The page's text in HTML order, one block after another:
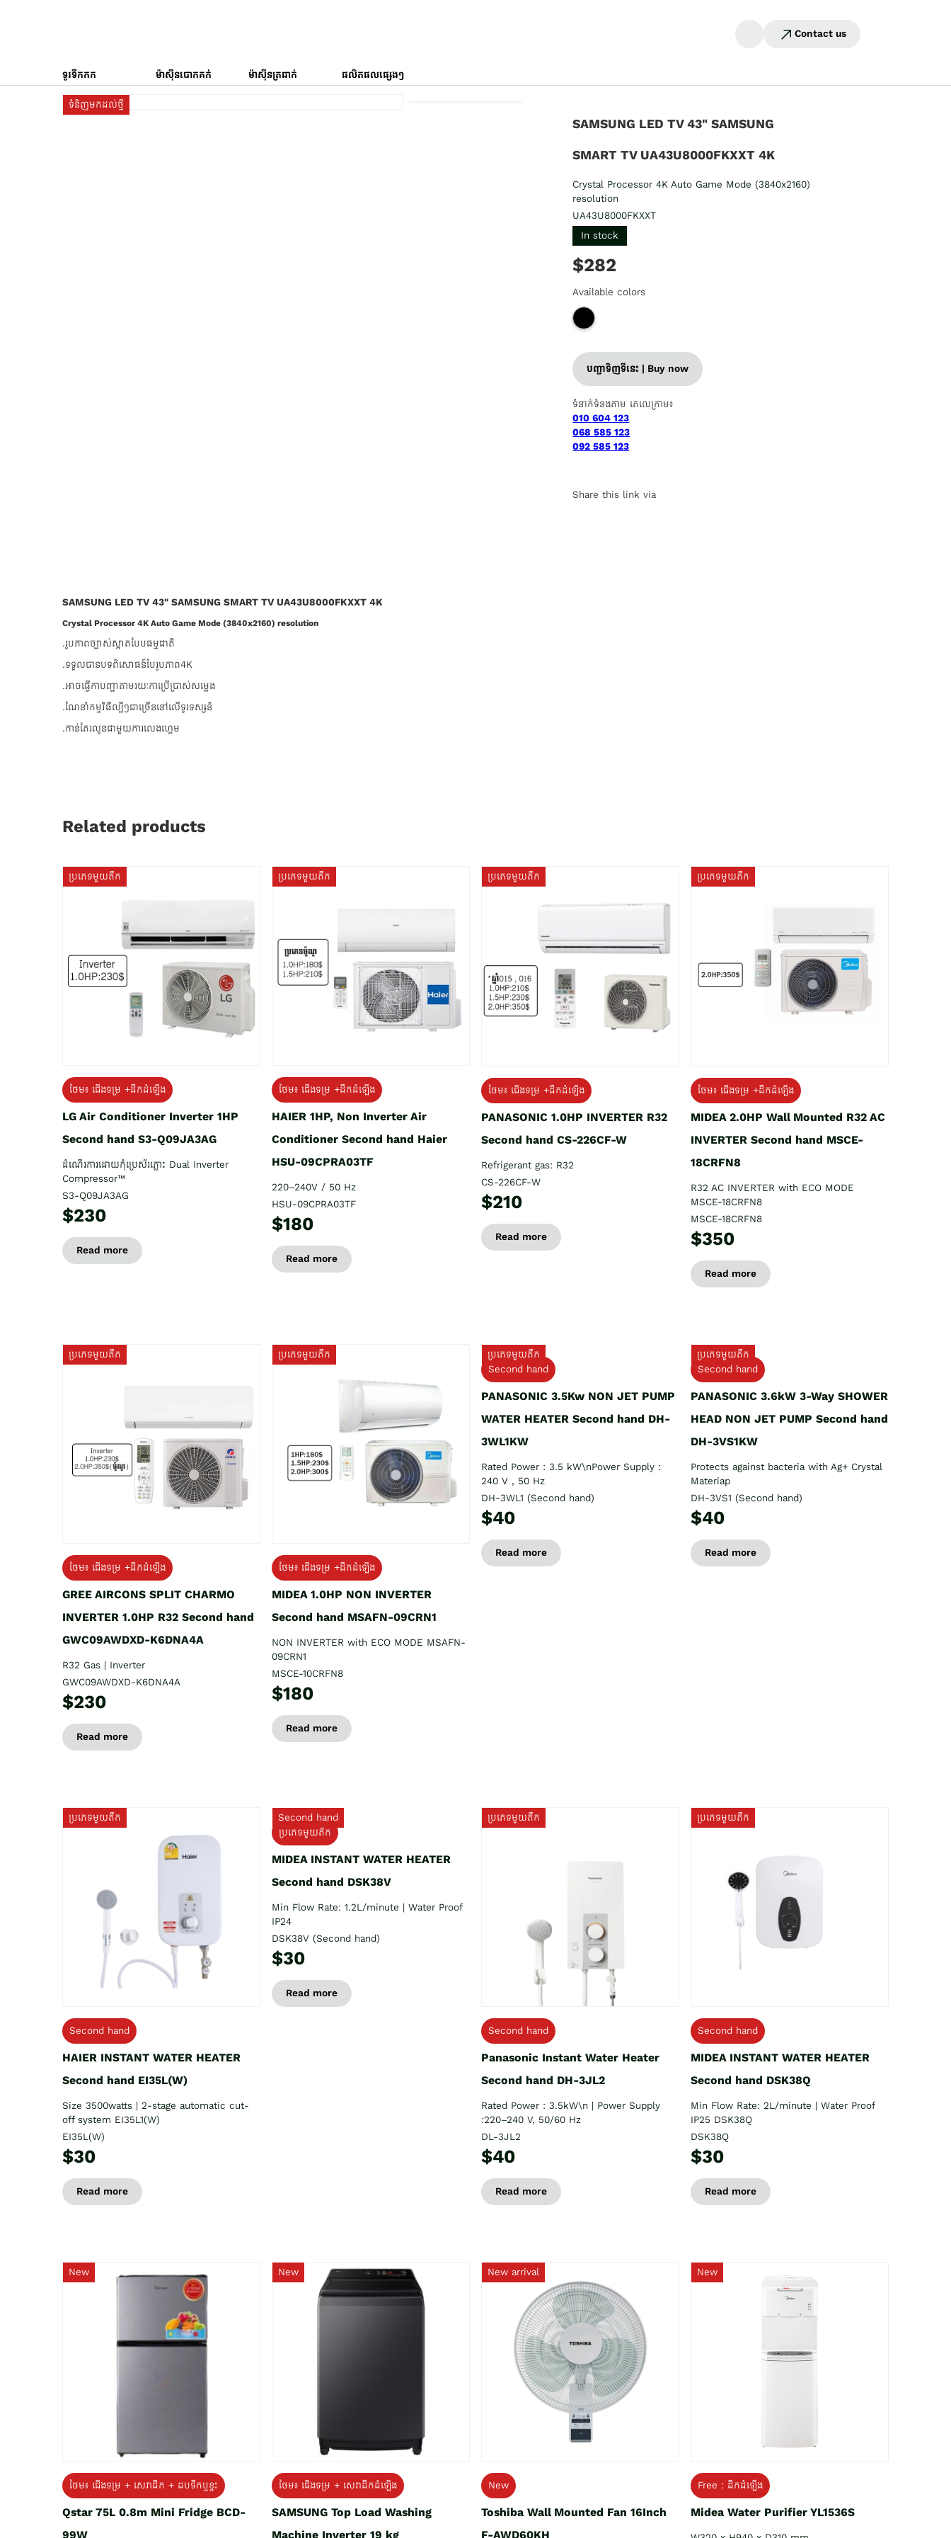
Contact us
ទូរទឹកកក ម៉ាស៊ីនបោកគក់ ម៉ាស៊ីនត្រជាក់ ផលិតផលផ្សេងៗ
ទំនិញមកដល់ថ្មី
SAMSUNG LED TV 43" SAMSUNG
SMART TV UA43U8000FKXXT 4K
Crystal Processor 4K Auto Game Mode (3840x2160)
resolution
UA43U8000FKXXT
In stock
$282
Available colors
បញ្ជាទិញទីនេះ | Buy now
ទំនាក់ទំនងតាម តេលេក្រាម៖
010 604 123
068 585 123
092 585 123
Share this link via
SAMSUNG LED TV 43" SAMSUNG SMART TV UA43U8000FKXXT 4K
Crystal Processor 4K Auto Game Mode (3840x2160) resolution
.រូបភាពច្បាស់ស្អាតបែបធម្មជាតិ
.ទទួលបានបទពិសោធន៌បៃរូបភាព4K
.អាចធ្វើកាបញ្ជាតាមរយៈកាប្រើប្រាស់សម្លេង
.ណែនាំកម្មវិធីល្បីៗជាច្រើននៅលើទូរទស្សន៏
.កាន់តែរលូនជាមួយការលេងហ្គេម
Related products
ប្រភេទមួយតឹក
ថែម៖ ជើងទម្រ +ដឹកដំឡើង
LG Air Conditioner Inverter 1HP
Second hand S3-Q09JA3AG
ដំណើរការដោយកុំប្រេស័រភ្លោះ Dual Inverter
Compressor™
S3-Q09JA3AG
$230
Read more
ប្រភេទមួយតឹក
ថែម៖ ជើងទម្រ +ដឹកដំឡើង
HAIER 1HP, Non Inverter Air
Conditioner Second hand Haier
HSU-09CPRA03TF
220–240V / 50 Hz
HSU-09CPRA03TF
$180
Read more
ប្រភេទមួយតឹក
ថែម៖ ជើងទម្រ +ដឹកដំឡើង
PANASONIC 1.0HP INVERTER R32
Second hand CS-226CF-W
Refrigerant gas: R32
CS-226CF-W
$210
Read more
ប្រភេទមួយតឹក
ថែម៖ ជើងទម្រ +ដឹកដំឡើង
MIDEA 2.0HP Wall Mounted R32 AC
INVERTER Second hand MSCE-
18CRFN8
R32 AC INVERTER with ECO MODE
MSCE-18CRFN8
MSCE-18CRFN8
$350
Read more
ប្រភេទមួយតឹក
ថែម៖ ជើងទម្រ +ដឹកដំឡើង
GREE AIRCONS SPLIT CHARMO
INVERTER 1.0HP R32 Second hand
GWC09AWDXD-K6DNA4A
R32 Gas | Inverter
GWC09AWDXD-K6DNA4A
$230
Read more
ប្រភេទមួយតឹក
ថែម៖ ជើងទម្រ +ដឹកដំឡើង
MIDEA 1.0HP NON INVERTER
Second hand MSAFN-09CRN1
NON INVERTER with ECO MODE MSAFN-
09CRN1
MSCE-10CRFN8
$180
Read more
ប្រភេទមួយតឹក
Second hand
PANASONIC 3.5Kw NON JET PUMP
WATER HEATER Second hand DH-
3WL1KW
Rated Power : 3.5 kW\nPower Supply :
240 V , 50 Hz
DH-3WL1 (Second hand)
$40
Read more
ប្រភេទមួយតឹក
Second hand
PANASONIC 3.6kW 3-Way SHOWER
HEAD NON JET PUMP Second hand
DH-3VS1KW
Protects against bacteria with Ag+ Crystal
Materiap
DH-3VS1 (Second hand)
$40
Read more
ប្រភេទមួយតឹក
Second hand
HAIER INSTANT WATER HEATER
Second hand EI35L(W)
Size 3500watts | 2-stage automatic cut-
off system EI35L1(W)
EI35L(W)
$30
Read more
Second hand
ប្រភេទមួយតឹក
MIDEA INSTANT WATER HEATER
Second hand DSK38V
Min Flow Rate: 1.2L/minute | Water Proof
IP24
DSK38V (Second hand)
$30
Read more
ប្រភេទមួយតឹក
Second hand
Panasonic Instant Water Heater
Second hand DH-3JL2
Rated Power : 3.5kW\n | Power Supply
:220–240 V, 50/60 Hz
DL-3JL2
$40
Read more
ប្រភេទមួយតឹក
Second hand
MIDEA INSTANT WATER HEATER
Second hand DSK38Q
Min Flow Rate: 2L/minute | Water Proof
IP25 DSK38Q
DSK38Q
$30
Read more
New
ថែម៖ ជេីងទម្រ + សេវាដឹក + ដបទឹកឬខ្ទះ
Qstar 75L 0.8m Mini Fridge BCD-
99W
New
ថែម៖ ជើងទម្រ + សេវាដឹកដំឡើង
SAMSUNG Top Load Washing
Machine Inverter 19 kg
New arrival
New
Toshiba Wall Mounted Fan 16Inch
F-AWD60KH
New
Free : ដឹកដំឡើង
Midea Water Purifier YL1536S